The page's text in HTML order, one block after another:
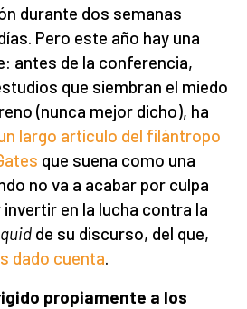
durante dos semanas
Pero este año hay una
antes de la conferencia,
que siembran el miedo
(nunca mejor dicho), ha
largo artículo del filántropo
que suena como una
no va a acabar por culpa
en la lucha contra la
quid de su discurso, del que,
dado cuenta
propiamente a los